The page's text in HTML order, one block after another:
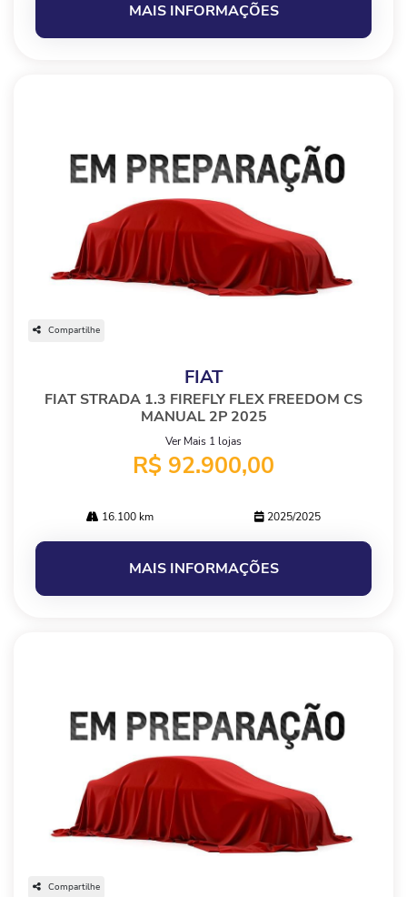
MAIS INFORMAÇÕES
Compartilhe
FIAT
FIAT STRADA 1.3 FIREFLY FLEX FREEDOM CS
MANUAL 2P 2025
Ver Mais 1 lojas
R$ 92.900,00
16.100 km 2025/2025
MAIS INFORMAÇÕES
Compartilhe